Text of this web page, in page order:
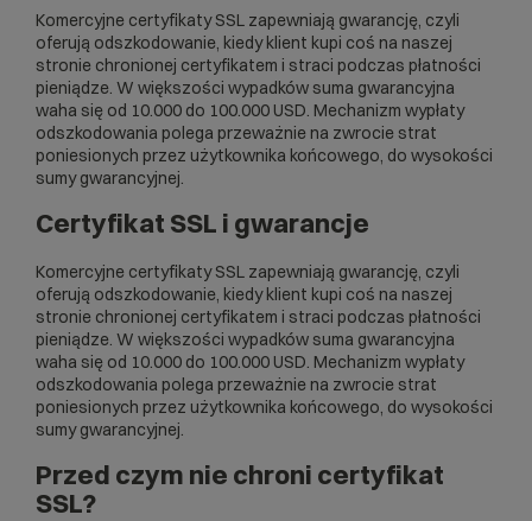
Komercyjne certyfikaty SSL zapewniają gwarancję, czyli
oferują odszkodowanie, kiedy klient kupi coś na naszej
stronie chronionej certyfikatem i straci podczas płatności
pieniądze. W większości wypadków suma gwarancyjna
waha się od 10.000 do 100.000 USD. Mechanizm wypłaty
odszkodowania polega przeważnie na zwrocie strat
poniesionych przez użytkownika końcowego, do wysokości
sumy gwarancyjnej.
Certyfikat SSL i gwarancje
Komercyjne certyfikaty SSL zapewniają gwarancję, czyli
oferują odszkodowanie, kiedy klient kupi coś na naszej
stronie chronionej certyfikatem i straci podczas płatności
pieniądze. W większości wypadków suma gwarancyjna
waha się od 10.000 do 100.000 USD. Mechanizm wypłaty
odszkodowania polega przeważnie na zwrocie strat
poniesionych przez użytkownika końcowego, do wysokości
sumy gwarancyjnej.
Przed czym nie chroni certyfikat
SSL?